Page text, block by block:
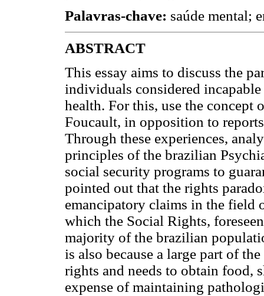
Palavras-chave: saúde mental;
ABSTRACT
This essay aims to discuss the
individuals considered
health. For this, use the
Foucault, in opposition to
Through these experiences,
principles of the brazilian
social security programs to
pointed out that the rights
emancipatory claims in the field
which the Social Rights,
majority of the brazilian
is also because a large part of
rights and needs to obtain food,
expense of maintaining